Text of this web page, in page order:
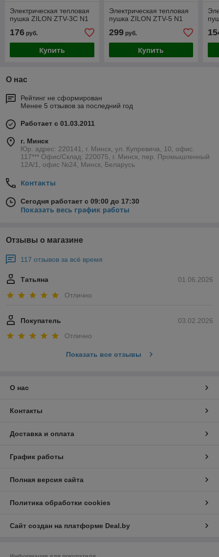
Электрическая тепловая
пушка ZILON ZTV-3С N1
176 руб.
Купить
Электрическая тепловая
пушка ZILON ZTV-5 N1
299руб.
Купить
О нас
Рейтинг не сформирован
Менее 5 отзывов за последний год
Работает с 01.03.2011
г. Минск
Юр. адрес: 220141, г. Минск, ул. Купревича, 10, офис.
117*** Офис/Склад: 220075, г. Минск, пер. Промышленный
12А/1, офис №24, Минск, Беларусь
Контакты
Сегодня работает с 09:00 до 17:30
Показать весь график работы
Отзывы о магазине
117 отзывов за всё время
01.06.2026
Татьяна
Отлично
03.02.2026
Покупатель
Отлично
Показать все отзывы
О нас
Контакты
Доставка и оплата
График работы
Полная версия сайта
Политика обработки cookies
Сайт создан на платформе Deal.by